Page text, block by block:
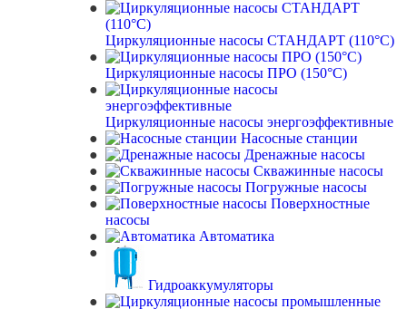
Циркуляционные насосы СТАНДАРТ (110°C)
Циркуляционные насосы ПРО (150°C)
Циркуляционные насосы энергоэффективные
Насосные станции
Дренажные насосы
Скважинные насосы
Погружные насосы
Поверхностные
насосы
Автоматика
Гидроаккумуляторы